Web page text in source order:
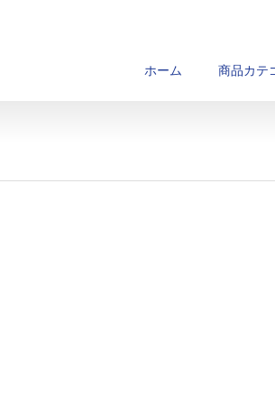
ホーム 商品カテ